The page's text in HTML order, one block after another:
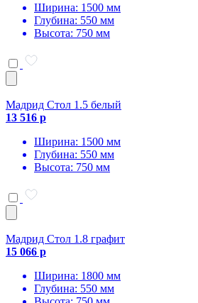
Ширина: 1500 мм
Глубина: 550 мм
Высота: 750 мм
Мадрид Стол 1.5 белый
13 516 р
Ширина: 1500 мм
Глубина: 550 мм
Высота: 750 мм
Мадрид Стол 1.8 графит
15 066 р
Ширина: 1800 мм
Глубина: 550 мм